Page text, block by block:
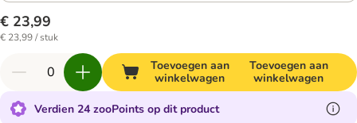
€ 23,99
€ 23,99 / stuk
Toevoegen aan
winkelwagen
Toevoegen aan
winkelwagen
Verdien 24 zooPoints op dit product